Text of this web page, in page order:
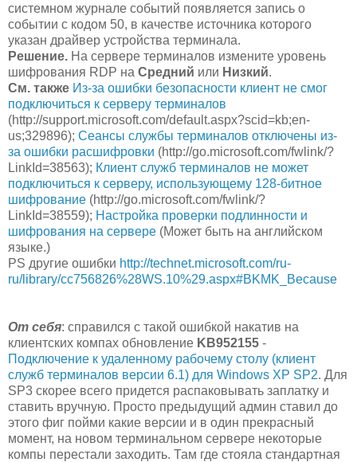
системном журнале событий появляется запись о
событии с кодом 50, в качестве источника которого
указан драйвер устройства терминала.
Решение. На сервере терминалов измените уровень
шифрования RDP на Средний или Низкий.
См. также Из-за ошибки безопасности клиент не смог
подключиться к серверу терминалов
(http://support.microsoft.com/default.aspx?scid=kb;en-
us;329896); Сеансы службы терминалов отключены из-
за ошибки расшифровки (http://go.microsoft.com/fwlink/?
LinkId=38563); Клиент служб терминалов не может
подключиться к серверу, использующему 128-битное
шифрование (http://go.microsoft.com/fwlink/?
LinkId=38559); Настройка проверки подлинности и
шифрования на сервере (Может быть на английском
языке.)
PS другие ошибки http://technet.microsoft.com/ru-
ru/library/cc756826%28WS.10%29.aspx#BKMK_Because
От себя: справился с такой ошибкой накатив на
клиентских компах обновление KB952155 -
Подключение к удаленному рабочему столу (клиент
служб терминалов версии 6.1) для Windows XP SP2. Для
SP3 скорее всего придется распаковывать заплатку и
ставить вручную. Просто предыдущий админ ставил до
этого фиг пойми какие версии и в один прекрасный
момент, на новом терминальном сервере некоторые
компы перестали заходить. Там где стояла стандартная